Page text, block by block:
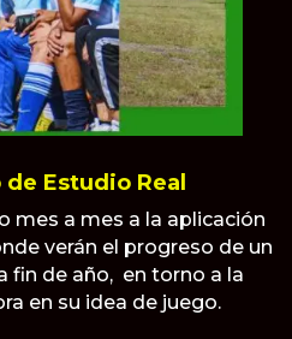
de Estudio Real
mes a mes a la aplicación
verán el progreso de un
fin de año, en torno a la
en su idea de juego.